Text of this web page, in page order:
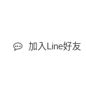
加入Line好友